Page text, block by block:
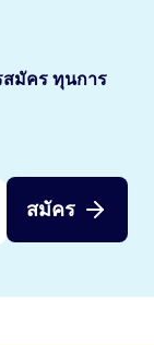
สมัคร ทุนการ
สมัคร